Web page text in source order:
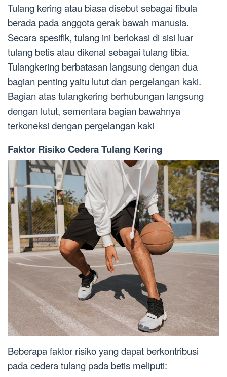
Tulang kering atau biasa disebut sebagai fibula
berada pada anggota gerak bawah manusia.
Secara spesifik, tulang ini berlokasi di sisi luar
tulang betis atau dikenal sebagai tulang tibia.
Tulangkering berbatasan langsung dengan dua
bagian penting yaitu lutut dan pergelangan kaki.
Bagian atas tulangkering berhubungan langsung
dengan lutut, sementara bagian bawahnya
terkoneksi dengan pergelangan kaki
Faktor Risiko Cedera Tulang Kering
Beberapa faktor risiko yang dapat berkontribusi
pada cedera tulang pada betis meliputi: